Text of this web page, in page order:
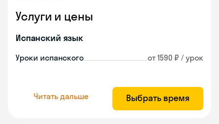
Услуги и цены
Испанский язык
Уроки испанского от 1590 ₽ / урок
Читать дальше Выбрать время